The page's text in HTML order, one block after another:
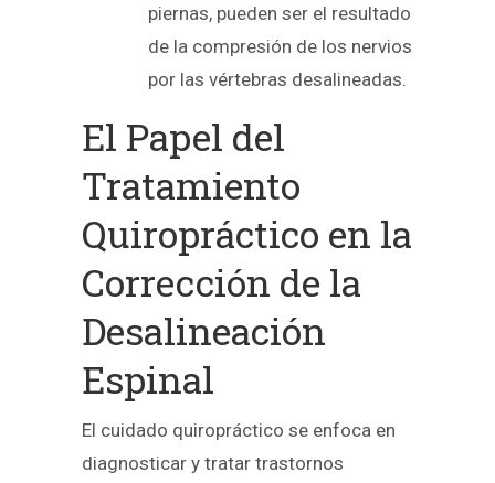
piernas, pueden ser el resultado
de la compresión de los nervios
por las vértebras desalineadas.
El Papel del
Tratamiento
Quiropráctico en la
Corrección de la
Desalineación
Espinal
El cuidado quiropráctico se enfoca en
diagnosticar y tratar trastornos